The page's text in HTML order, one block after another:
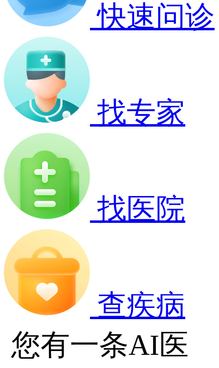
快速问诊
找专家
找医院
查疾病
您有一条AI医